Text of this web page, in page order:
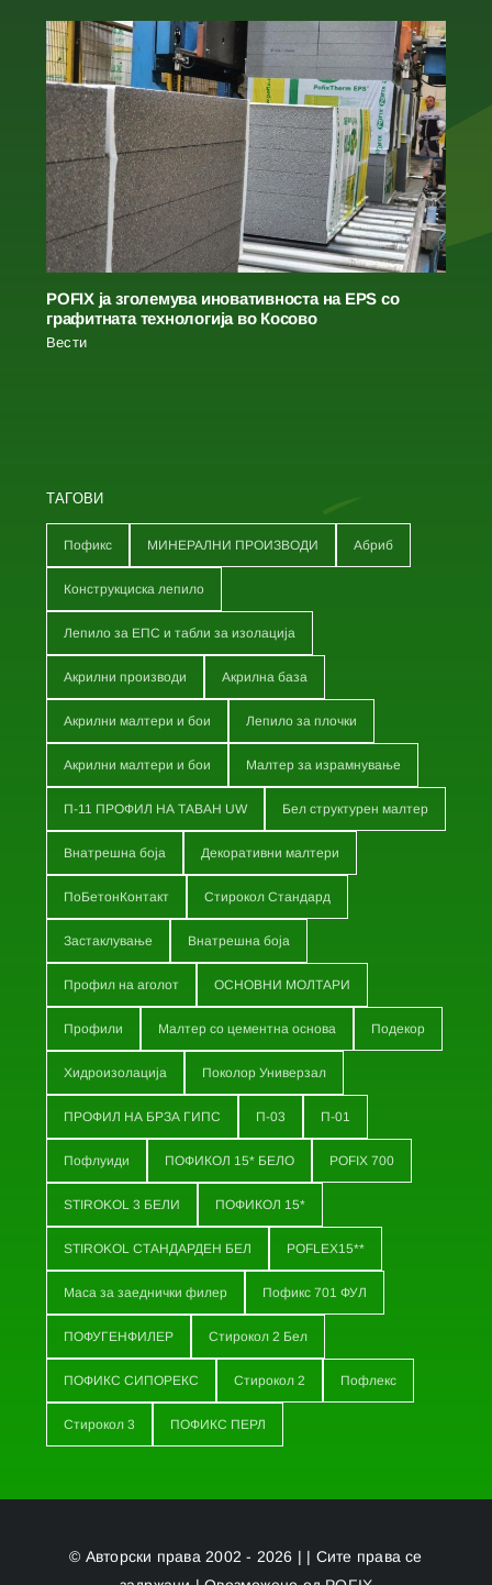
POFIX ја зголемува иновативноста на EPS со
графитната технологија во Косово
Вести
ТАГОВИ
Пофикс МИНЕРАЛНИ ПРОИЗВОДИ Абриб
Конструкциска лепило
Лепило за ЕПС и табли за изолација
Акрилни производи Акрилна база
Акрилни малтери и бои Лепило за плочки
Акрилни малтери и бои Малтер за израмнување
П-11 ПРОФИЛ НА ТАВАН UW Бел структурен малтер
Внатрешна боја Декоративни малтери
ПоБетонКонтакт Стирокол Стандард
Застаклување Внатрешна боја
Профил на аголот ОСНОВНИ МОЛТАРИ
Профили Малтер со цементна основа Подекор
Хидроизолација Поколор Универзал
ПРОФИЛ НА БРЗА ГИПС П-03 П-01
Пофлуиди ПОФИКОЛ 15* БЕЛО POFIX 700
STIROKOL 3 БЕЛИ ПОФИКОЛ 15*
STIROKOL СТАНДАРДЕН БЕЛ POFLEX15**
Маса за заеднички филер Пофикс 701 ФУЛ
ПОФУГЕНФИЛЕР Стирокол 2 Бел
ПОФИКС СИПОРЕКС Стирокол 2 Пофлекс
Стирокол 3 ПОФИКС ПЕРЛ
© Авторски права 2002 - 2026 | | Сите права се